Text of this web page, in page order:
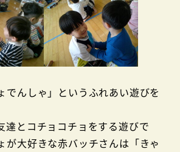
でんしゃ」というふれあい遊びを
達とコチョコチョをする遊びで
が大好きな赤バッチさんは「きゃ